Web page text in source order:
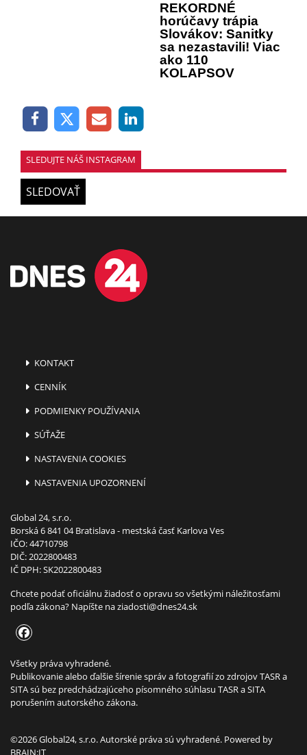
REKORDNÉ
horúčavy trápia
Slovákov: Sanitky
sa nezastavili! Viac
ako 110
KOLAPSOV
SLEDUJTE NÁŠ INSTAGRAM
SLEDOVAŤ
KONTAKT
CENNÍK
PODMIENKY POUŽÍVANIA
SÚŤAŽE
NASTAVENIA COOKIES
NASTAVENIA UPOZORNENÍ
Global 24, s.r.o.
Borská 6 841 04 Bratislava - mestská časť Karlova Ves
IČO: 44710798
DIČ: 2022800483
IČ DPH: SK2022800483
Chcete podať oficiálnu žiadosť o opravu so všetkými náležitosťami
podľa zákona? Napíšte naziadosti@dnes24.sk
Všetky práva vyhradené.
Publikovanie alebo ďalšie šírenie správ a fotografií zo zdrojov TASR a
SITA sú bez predchádzajúceho písomného súhlasu TASR a SITA
porušením autorského zákona.
©2026 Global24, s.r.o. Autorské práva sú vyhradené. Powered by
BRAIN:IT